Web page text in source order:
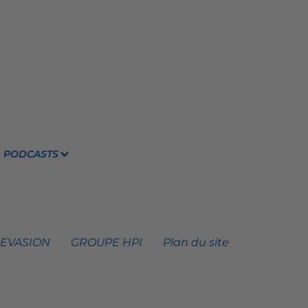
PODCASTS
GROUPE HPI Plan du site